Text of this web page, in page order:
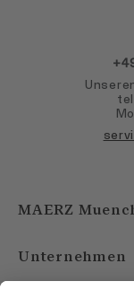
MAERZ
Unternehmen